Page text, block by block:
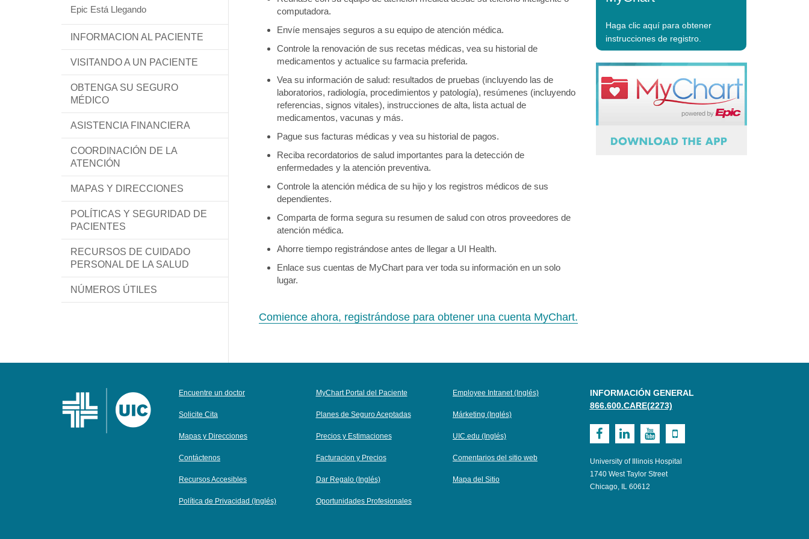
Epic Está Llegando
INFORMACION AL PACIENTE
VISITANDO A UN PACIENTE
OBTENGA SU SEGURO
MÉDICO
ASISTENCIA FINANCIERA
COORDINACIÓN DE LA
ATENCIÓN
MAPAS Y DIRECCIONES
POLÍTICAS Y SEGURIDAD DE
PACIENTES
RECURSOS DE CUIDADO
PERSONAL DE LA SALUD
NÚMEROS ÚTILES
computadora.
Envíe mensajes seguros a su equipo de atención médica.
Controle la renovación de sus recetas médicas, vea su historial de
medicamentos y actualice su farmacia preferida.
Vea su información de salud: resultados de pruebas (incluyendo las de
laboratorios, radiología, procedimientos y patología), resúmenes (incluyendo
referencias, signos vitales), instrucciones de alta, lista actual de
medicamentos, vacunas y más.
Pague sus facturas médicas y vea su historial de pagos.
Reciba recordatorios de salud importantes para la detección de
enfermedades y la atención preventiva.
Controle la atención médica de su hijo y los registros médicos de sus
dependientes.
Comparta de forma segura su resumen de salud con otros proveedores de
atención médica.
Ahorre tiempo registrándose antes de llegar a UI Health.
Enlace sus cuentas de MyChart para ver toda su información en un solo
lugar.
Comience ahora, registrándose para obtener una cuenta MyChart.
Haga clic aquí para obtener
instrucciones de registro.
Encuentre un doctor
Solicite Cita
Mapas y Direcciones
Contáctenos
Recursos Accesibles
Política de Privacidad (Inglés)
MyChart Portal del Paciente
Planes de Seguro Aceptadas
Precios y Estimaciones
Facturacion y Precios
Dar Regalo (Inglés)
Oportunidades Profesionales
Employee Intranet (Inglés)
Márketing (Inglés)
UIC.edu (Inglés)
Comentarios del sitio web
Mapa del Sitio
INFORMACIÓN GENERAL
866.600.CARE(2273)
Visit
Health
on
Visit
Health
on
Visit
Health
Visit
University of Illinois Hospital
1740 West Taylor Street
Chicago, IL 60612